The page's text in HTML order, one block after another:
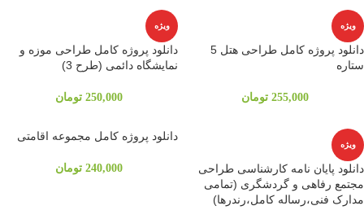
ویژه
دانلود پروژه کامل طراحی هتل 5
ستاره
255,000 تومان
ویژه
دانلود پروژه کامل طراحی موزه و
نمایشگاه دائمی (طرح 3)
250,000 تومان
ویژه
دانلود پایان نامه کارشناسی طراحی
مجتمع رفاهی و گردشگری (تمامی
مدارک فنی،رساله کامل،رندرها)
دانلود پروژه کامل مجموعه اقامتی
240,000 تومان